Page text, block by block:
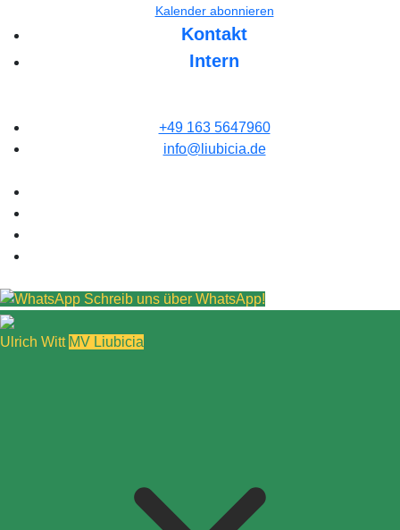
Kalender abonnieren
Kontakt
Intern
+49 163 5647960
info@liubicia.de
Schreib uns über WhatsApp!
Ulrich Witt MV Liubicia